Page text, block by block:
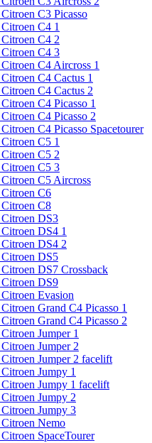
C3 Picasso
C4 1
C4 2
C4 3
C4 Aircross 1
C4 Cactus 1
C4 Cactus 2
C4 Picasso 1
C4 Picasso 2
C4 Picasso Spacetourer
C5 1
C5 2
C5 3
C5 Aircross
C6
C8
DS3
DS4 1
DS4 2
DS5
DS7 Crossback
DS9
Evasion
Grand С4 Picasso 1
Grand С4 Picasso 2
Jumper 1
Jumper 2
Jumper 2 facelift
Jumpy 1
Jumpy 1 facelift
Jumpy 2
Jumpy 3
Nemo
SpaceTourer